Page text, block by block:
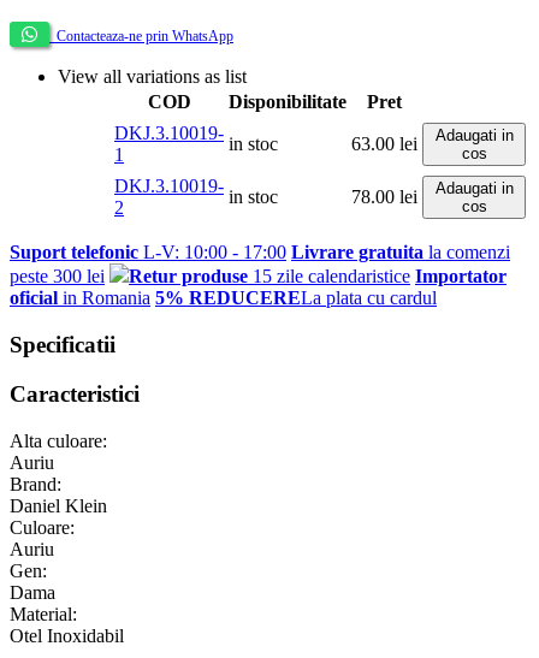
Contacteaza-ne prin WhatsApp
View all variations as list
COD
Disponibilitate
Pret
DKJ.3.10019-
1
in stoc 63.00 lei
Adaugati in
cos
DKJ.3.10019-
2
in stoc 78.00 lei
Adaugati in
cos
Suport telefonic L-V: 10:00 - 17:00 Livrare gratuita la comenzi
peste 300 lei
Retur produse 15 zile calendaristice Importator
oficial in Romania 5% REDUCERELa plata cu cardul
Specificatii
Caracteristici
Alta culoare:
Auriu
Brand:
Daniel Klein
Culoare:
Auriu
Gen:
Dama
Material:
Otel Inoxidabil